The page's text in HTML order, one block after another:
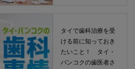
タイで歯科治療を受
ける前に知っておき
たいこと！ タイ・
バンコクの歯医者さ